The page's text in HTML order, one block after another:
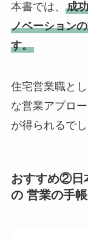
本書では、 成
ノベーション
す。
住宅営業職と
な営業アプロ
が得られるでし
おすすめ②日
の 営業の手帳